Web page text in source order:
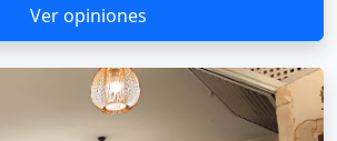
Ver opiniones